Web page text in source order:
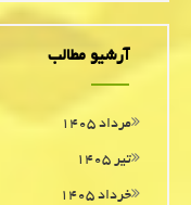
آرشیو مطالب
مرداد ۱۴۰۵
تیر ۱۴۰۵
خرداد ۱۴۰۵